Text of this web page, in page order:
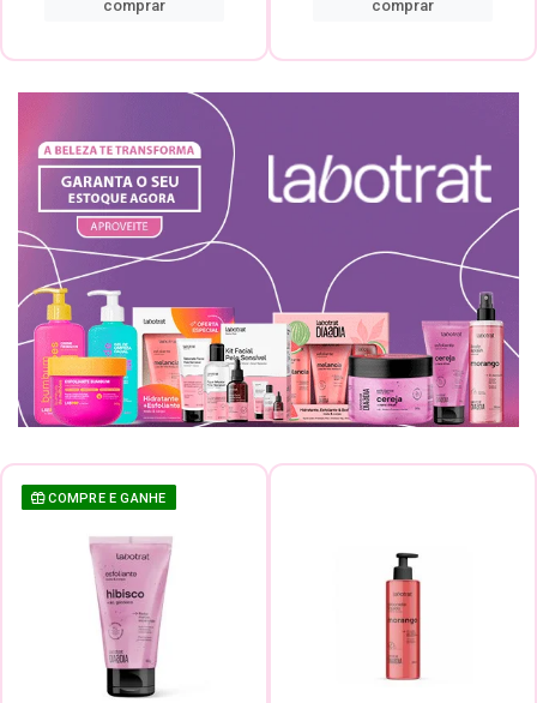
comprar
comprar
COMPRE E GANHE